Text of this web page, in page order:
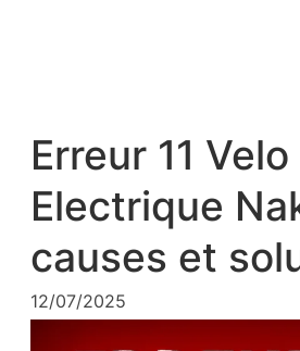
Erreur 11 Velo
Electrique
causes et
12/07/2025